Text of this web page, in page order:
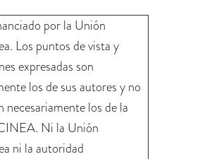
por la Unión
Los puntos de vista y
expresadas son
los de sus autores y no
necesariamente los de la
Ni la Unión
ni la autoridad